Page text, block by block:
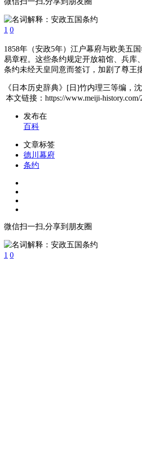
1 0
1858年（安政5年）江户幕府与欧美五
易章程。这些条约规定开放箱馆、兵库
条约未经天皇同意而签订，加剧了尊王
《日本历史辞典》[日]竹内理三等编，
本文链接：https://www.meiji-history.com/
发布在
百科
文章标签
德川幕府
条约
微信扫一扫,分享到朋友圈
1 0